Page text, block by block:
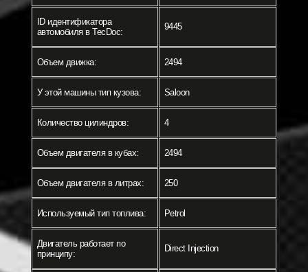
ID идентификатора
автомобиля в TecDoc:
9445
Объем движка: 2494
У этой машины тип кузова: Saloon
Количество цилиндров: 4
Объем двигателя в кубах: 2494
Объем двигателя в литрах: 250
Используемый тип топлива: Petrol
Двигатель работает по
принципу:
Direct Injection